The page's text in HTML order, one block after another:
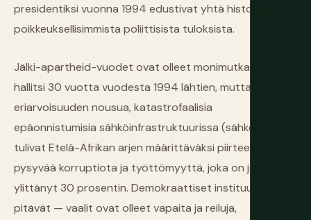
presidentiksi vuonna 1994 edustivat yhtä historian
poikkeuksellisimmista poliittisista tuloksista.
Jälki-apartheid-vuodet ovat olleet monimutkaisia. ANC
hallitsi 30 vuotta vuodesta 1994 lähtien, mutta superi
eriarvoisuuden nousua, katastrofaalisia
epäonnistumisia sähköinfrastruktuurissa (sähkökatkot
tulivat Etelä-Afrikan arjen määrittäväksi piirteeksi),
pysyvää korruptiota ja työttömyyttä, joka on jatkuvasti
ylittänyt 30 prosentin. Demokraattiset instituutiot
pitävät — vaalit ovat olleet vapaita ja reiluja,